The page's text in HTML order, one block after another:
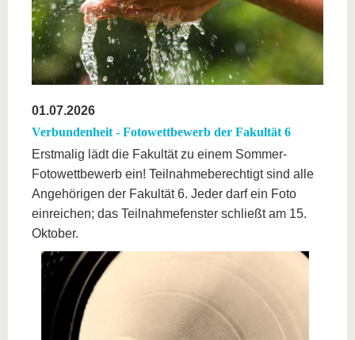
01.07.2026
Verbundenheit - Fotowettbewerb der Fakultät 6
Erstmalig lädt die Fakultät zu einem Sommer-
Fotowettbewerb ein! Teilnahmeberechtigt sind alle
Angehörigen der Fakultät 6. Jeder darf ein Foto
einreichen; das Teilnahmefenster schließt am 15.
Oktober.